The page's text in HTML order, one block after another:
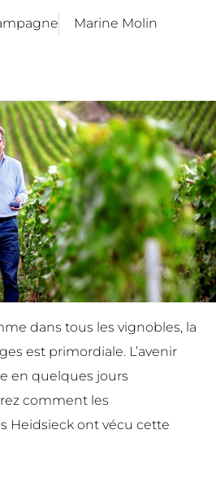
Marine Molin
dans tous les vignobles, la
est primordiale. L’avenir
en quelques jours
comment les
Heidsieck ont vécu cette